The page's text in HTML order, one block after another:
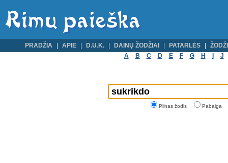
PRADŽIA APIE D.U.K. DAINŲ ŽODŽIAI PATARLĖS
A
B C D E F G H J
Pilnas žodis Pabaiga